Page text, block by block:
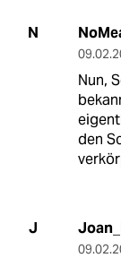
N
Nun,
den
J